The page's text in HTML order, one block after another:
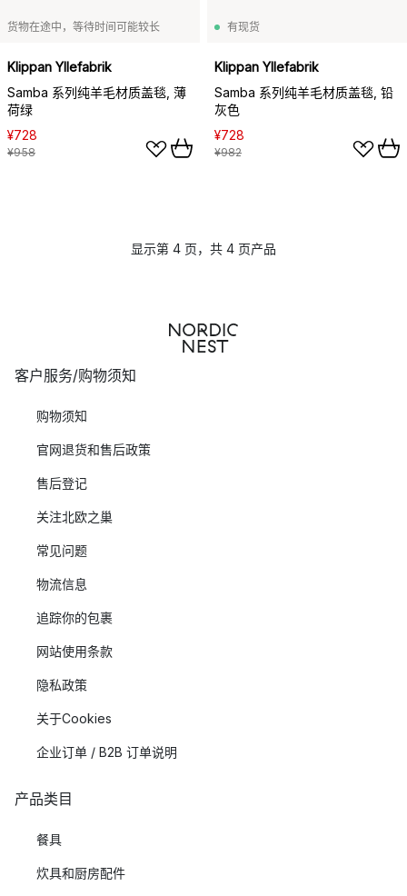
货物在途中，等待时间可能较长
Klippan Yllefabrik
Samba 系列纯羊毛材质盖毯, 薄
荷绿
¥728
¥958
有现货
Klippan Yllefabrik
Samba 系列纯羊毛材质盖毯, 铅
灰色
¥728
¥982
显示第 4 页，共 4 页产品
客户服务/购物须知
购物须知
官网退货和售后政策
售后登记
关注北欧之巢
常见问题
物流信息
追踪你的包裹
网站使用条款
隐私政策
关于Cookies
企业订单 / B2B 订单说明
产品类目
餐具
炊具和厨房配件